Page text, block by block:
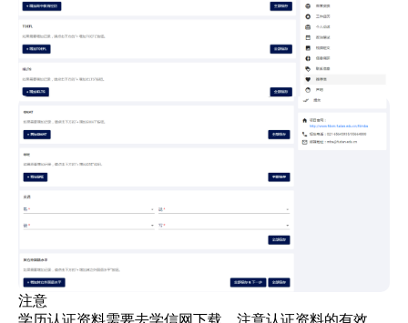
注意
学历认证资料需要去学信网下载，注意认证资料的有效